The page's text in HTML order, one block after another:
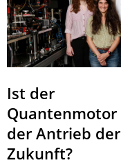
Ist der
Quantenmotor
der Antrieb der
Zukunft?